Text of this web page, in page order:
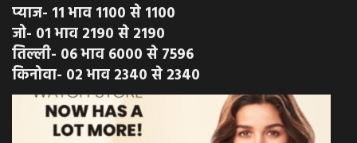
प्याज- 11 भाव 1100 से 1100
जो- 01 भाव 2190 से 2190
तिल्ली- 06 भाव 6000 से 7596
किनोवा- 02 भाव 2340 से 2340